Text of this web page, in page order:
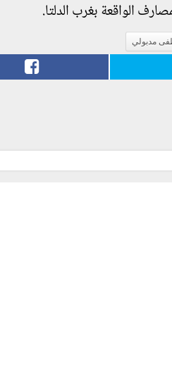
الواقعة بغرب الدلتا.
مدبولي